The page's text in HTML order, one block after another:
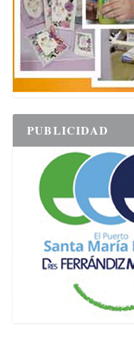
PUBLICIDAD